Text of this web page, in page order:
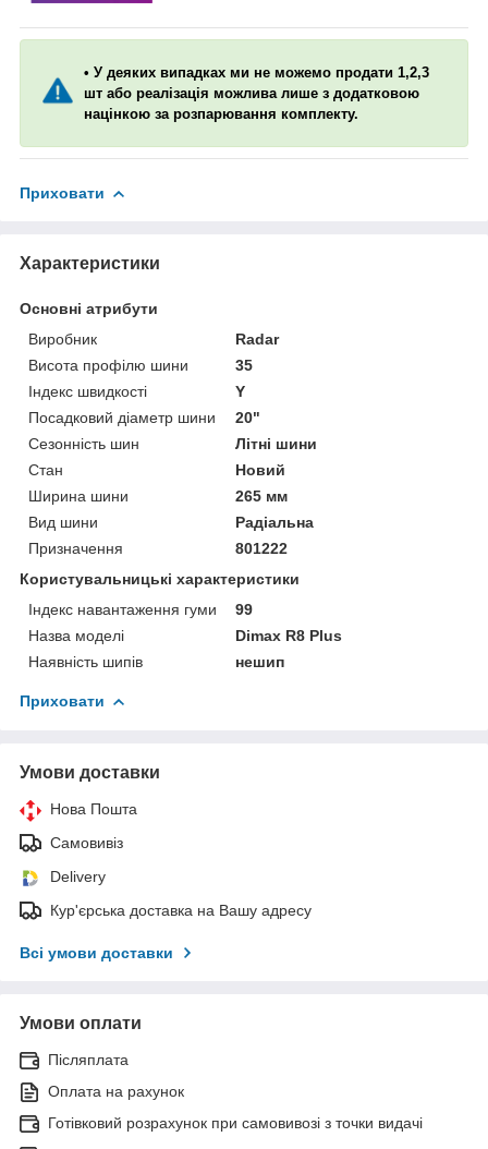
• У деяких випадках ми не можемо продати 1,2,3
шт або реалізація можлива лише з додатковою
націнкою за розпарювання комплекту.
Приховати
Характеристики
Основні атрибути
Виробник
Radar
Висота профілю шини
35
Індекс швидкості
Y
Посадковий діаметр шини
20"
Сезонність шин
Літні шини
Стан
Новий
Ширина шини
265 мм
Вид шини
Радіальна
Призначення
801222
Користувальницькі характеристики
Індекс навантаження гуми
99
Назва моделі
Dimax R8 Plus
Наявність шипів
нешип
Приховати
Умови доставки
Нова Пошта
Самовивіз
Delivery
Кур'єрська доставка на Вашу адресу
Всі умови доставки
Умови оплати
Післяплата
Оплата на рахунок
Готівковий розрахунок при самовивозі з точки видачі